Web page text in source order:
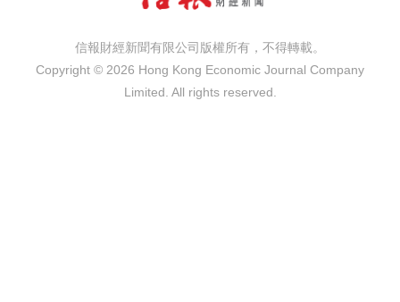
信報財經新聞有限公司版權所有，不得轉載。
Copyright © 2026 Hong Kong Economic Journal Company
Limited. All rights reserved.